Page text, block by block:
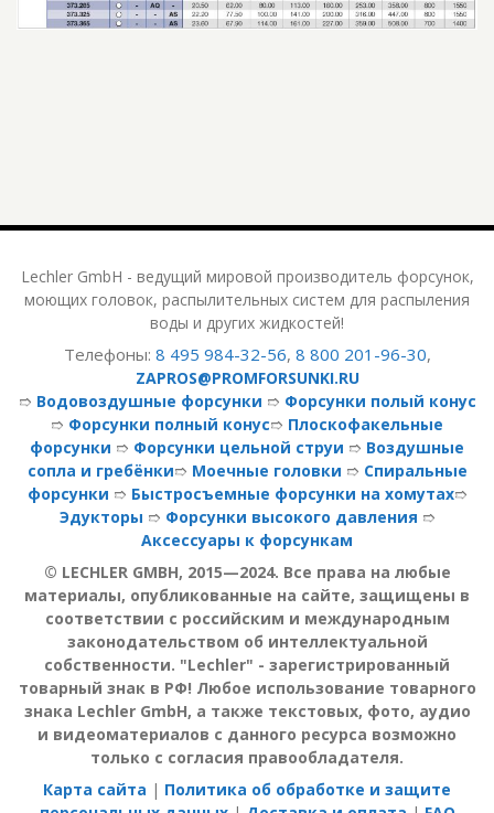
Lechler GmbH - ведущий мировой производитель форсунок,
моющих головок, распылительных систем для распыления
воды и других жидкостей!
Телефоны: 8 495 984-32-56, 8 800 201-96-30,
ZAPROS@PROMFORSUNKI.RU
➱ Водовоздушные форсунки ➱ Форсунки полый конус
➱ Форсунки полный конус➱ Плоскофакельные
форсунки ➱ Форсунки цельной струи ➱ Воздушные
сопла и гребёнки➱ Моечные головки ➱ Спиральные
форсунки ➱ Быстросъемные форсунки на хомутах➱
Эдукторы ➱ Форсунки высокого давления ➱
Аксессуары к форсункам
© LECHLER GMBH, 2015—2024. Все права на любые
материалы, опубликованные на сайте, защищены в
соответствии с российским и международным
законодательством об интеллектуальной
собственности. "Lechler" - зарегистрированный
товарный знак в РФ! Любое использование товарного
знака Lechler GmbH, а также текстовых, фото, аудио
и видеоматериалов с данного ресурса возможно
только с согласия правообладателя.
Карта сайта | Политика об обработке и защите